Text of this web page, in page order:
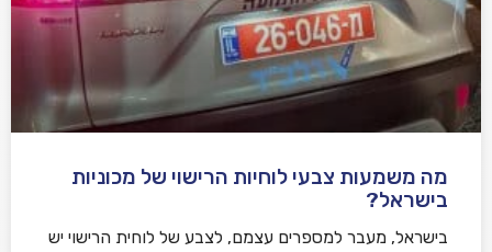
מה משמעות צבעי לוחיות הרישוי של מכוניות
בישראל?
בישראל, מעבר למספרים עצמם, לצבע של לוחית הרישוי יש